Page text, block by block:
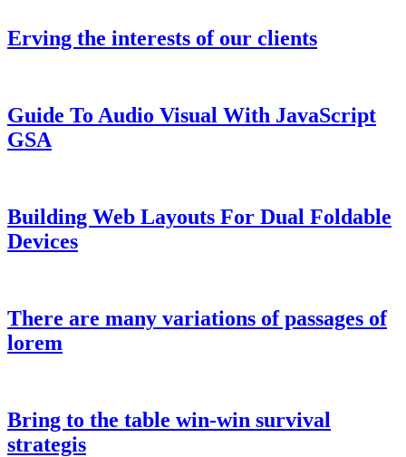
Erving the interests of our clients
Guide To Audio Visual With JavaScript
GSA
Building Web Layouts For Dual Foldable
Devices
There are many variations of passages of
lorem
Bring to the table win-win survival
strategis